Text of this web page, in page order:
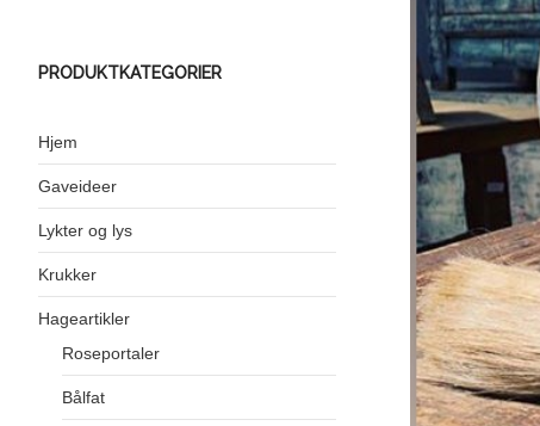
PRODUKTKATEGORIER
Hjem
Gaveideer
Lykter og lys
Krukker
Hageartikler
Roseportaler
Bålfat